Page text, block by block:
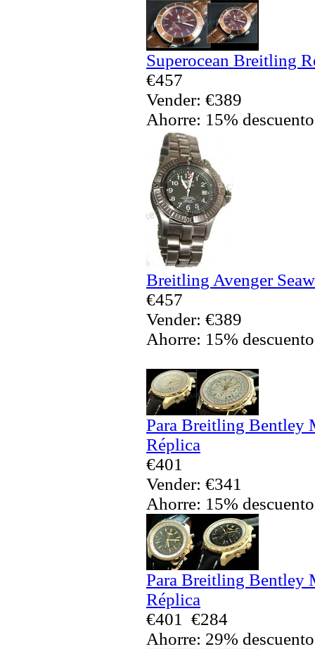
Superocean Breitling
€457
Vender: €389
Ahorre: 15% descuento
Breitling Avenger
€457
Vender: €389
Ahorre: 15% descuento
Para Breitling Bentley
Réplica
€401
Vender: €341
Ahorre: 15% descuento
Para Breitling Bentley
Réplica
€401
€284
Ahorre: 29% descuento